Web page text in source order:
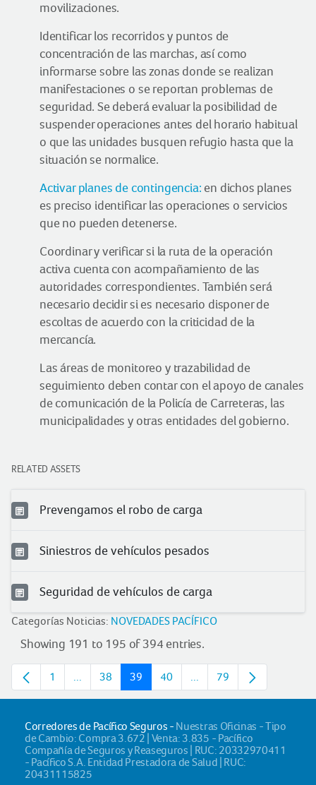
movilizaciones.
Identificar los recorridos y puntos de
concentración de las marchas, así como
informarse sobre las zonas donde se realizan
manifestaciones o se reportan problemas de
seguridad. Se deberá evaluar la posibilidad de
suspender operaciones antes del horario habitual
o que las unidades busquen refugio hasta que la
situación se normalice.
Activar planes de contingencia: en dichos planes
es preciso identificar las operaciones o servicios
que no pueden detenerse.
Coordinar y verificar si la ruta de la operación
activa cuenta con acompañamiento de las
autoridades correspondientes. También será
necesario decidir si es necesario disponer de
escoltas de acuerdo con la criticidad de la
mercancía.
Las áreas de monitoreo y trazabilidad de
seguimiento deben contar con el apoyo de canales
de comunicación de la Policía de Carreteras, las
municipalidades y otras entidades del gobierno.
RELATED ASSETS
Prevengamos el robo de carga
Siniestros de vehículos pesados
Seguridad de vehículos de carga
Categorías Noticias: NOVEDADES PACÍFICO
Showing 191 to 195 of 394 entries.
Page
1 ...Intermediate pages
Page
38 Page
39 Page
40 ...Intermediate pages
Page
79
Corredores de Pacífico Seguros - Nuestras Oficinas - Tipo
de Cambio: Compra 3.672 | Venta: 3.835 - Pacífico
Compañía de Seguros y Reaseguros | RUC: 20332970411
- Pacífico S.A. Entidad Prestadora de Salud | RUC:
20431115825